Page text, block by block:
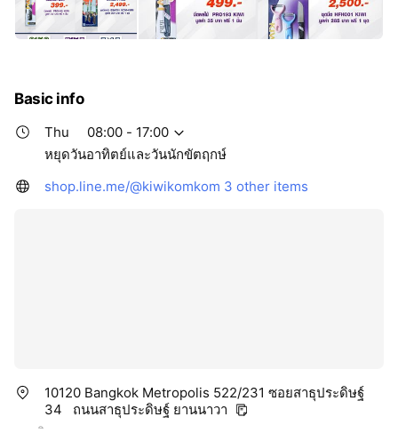
Basic info
Thu
08:00 - 17:00
หยุดวันอาทิตย์และวันนักขัตฤกษ์
shop.line.me/@kiwikomkom 3 other items
10120 Bangkok Metropolis 522/231 ซอยสาธุประดิษฐ์
34 ถนนสาธุประดิษฐ์ ยานนาวา